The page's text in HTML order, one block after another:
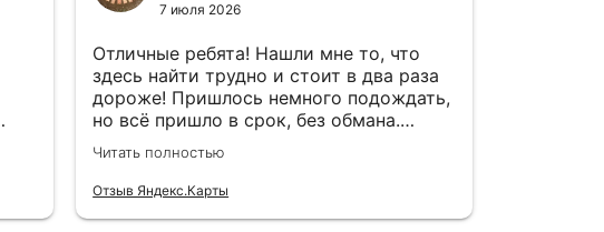
7 июля 2026
Отличные ребята! Нашли мне то, что
здесь найти трудно и стоит в два раза
дороже! Пришлось немного подождать,
но всё пришло в срок, без обмана.
Продавец всегда на связи! Буду ещё
обращаться! 👍
Читать полностью
Отзыв Яндекс.Карты